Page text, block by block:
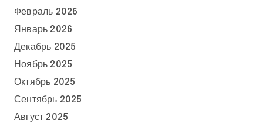
Февраль 2026
Январь 2026
Декабрь 2025
Ноябрь 2025
Октябрь 2025
Сентябрь 2025
Август 2025